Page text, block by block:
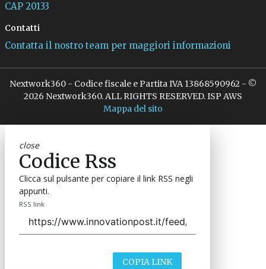
CAP 20133
Contatti
Contatta il nostro team per maggiori informazioni
Nextwork360 - Codice fiscale e Partita IVA 13868590962 - ©
2026 Nextwork360. ALL RIGHTS RESERVED. ISP AWS
Mappa del sito
close
Codice Rss
Clicca sul pulsante per copiare il link RSS negli
appunti.
RSS link
COPIA LINK